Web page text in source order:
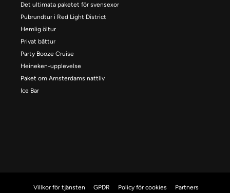
Det ultimata paketet för svensexor
Pubrundtur i Red Light District
Hemlig öltur
Privat båttur
Party Booze Cruise
Heineken-upplevelse
Paket om Amsterdams nattliv
Ice Bar
Villkor för tjänsten GPDR Policy för cookies Partners